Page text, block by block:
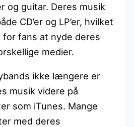
og guitar. Deres musik
CD’er og LP’er, hvilket
fans at nyde deres
medier.
ikke længere er
musik videre på
som iTunes. Mange
med deres